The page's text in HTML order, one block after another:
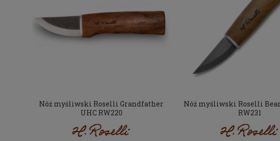
Nóż myśliwski Roselli Grandfather
UHC RW220
Nóż myśliwski Roselli
RW231